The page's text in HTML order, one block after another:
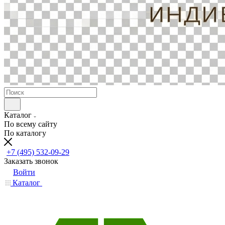
Каталог
По всему сайту
По каталогу
+7 (495) 532-09-29
Заказать звонок
Войти
Каталог